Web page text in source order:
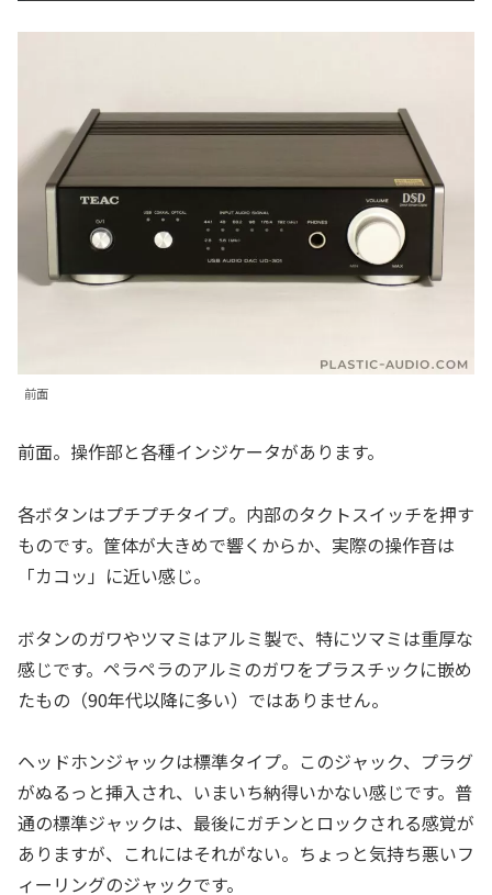
前面
前面。操作部と各種インジケータがあります。
各ボタンはプチプチタイプ。内部のタクトスイッチを押す
ものです。筐体が大きめで響くからか、実際の操作音は
「カコッ」に近い感じ。
ボタンのガワやツマミはアルミ製で、特にツマミは重厚な
感じです。ペラペラのアルミのガワをプラスチックに嵌め
たもの（90年代以降に多い）ではありません。
ヘッドホンジャックは標準タイプ。このジャック、プラグ
がぬるっと挿入され、いまいち納得いかない感じです。普
通の標準ジャックは、最後にガチンとロックされる感覚が
ありますが、これにはそれがない。ちょっと気持ち悪いフ
ィーリングのジャックです。